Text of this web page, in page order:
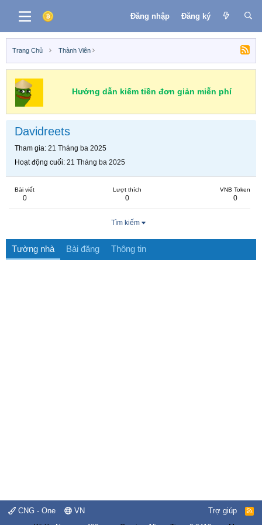
Đăng nhập Đăng ký
Trang Chủ Thành Viên
Hướng dẫn kiếm tiền đơn giản miễn phí
Davidreets
Tham gia 21 Tháng ba 2025
Hoạt động cuối 21 Tháng ba 2025
Bài viết
0
Lượt thích
0
VNB Token
0
Tìm kiếm
Tường nhà Bài đăng Thông tin
CNG - One VN Trợ giúp
R